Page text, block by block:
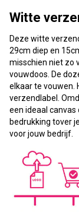
Witte
Deze witte
29cm diep en
misschien niet zo
vouwdoos. De
elkaar te vouwen.
verzendlabel.
een ideaal
bedrukking tover
voor jouw bedrijf.